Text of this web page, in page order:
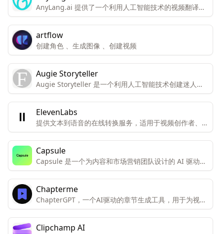
入Prompt，即可生成画作，创作高品质素材。
AnyLang.ai 提供了一个利用人工智能技术的视频翻译平
台，旨在帮助用户跨越语言障碍，提高视频内容的全球可
访问性和参与度。
artflow
创建角色 、生成图像 、创建视频
Augie Storyteller
Augie Storyteller 是一个利用人工智能技术创建迷人的
睡前故事的服务，它通过生成的视频片段来实现。
ElevenLabs
提供文本到语音的在线转换服务，适用于视频创作者、开
发者和企业。
Capsule
Capsule 是一个为内容和市场营销团队设计的 AI 驱动视
频编辑器。它旨在使视频编辑和添加动态图形的速度提高
10 倍，并且更简单易用。
Chapterme
ChapterGPT，一个AI驱动的章节生成工具，用于为视频
自动创建章节。
Clipchamp AI